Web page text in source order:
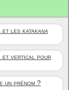
et les katakana
et vertical pour
prénom ?